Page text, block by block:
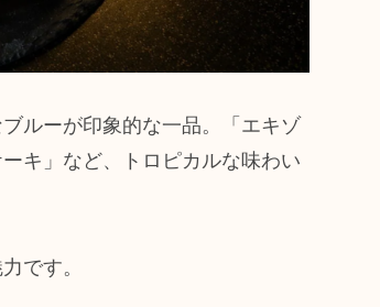
ルーが印象的な一品。「エキゾ
キ」など、トロピカルな味わい
です。